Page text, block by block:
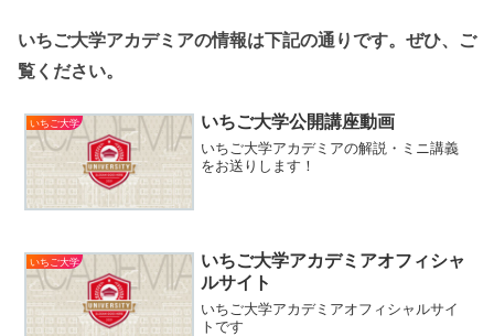
いちご大学アカデミアの情報は下記の通りです。ぜひ、ご
覧ください。
いちご大学 いちご大学公開講座動画
いちご大学アカデミアの解説・ミニ講義
をお送りします！
いちご大学
いちご大学アカデミアオフィシャ
ルサイト
いちご大学アカデミアオフィシャルサイ
トです